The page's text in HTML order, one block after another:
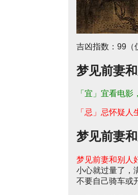
吉凶指数：99（
梦见前妻
「宜」宜看电影
「忌」忌怀疑人
梦见前妻
梦见前妻和别人
小心就过量了，
不要自己骑车或